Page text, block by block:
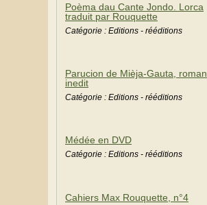
Poèma dau Cante Jondo. Lorca
traduit par Rouquette
Catégorie : Editions - rééditions
Parucion de Mièja-Gauta, roman
inedit
Catégorie : Editions - rééditions
Médée en DVD
Catégorie : Editions - rééditions
Cahiers Max Rouquette, n°4